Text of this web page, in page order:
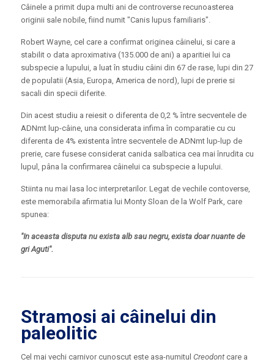
Câinele a primit dupa multi ani de controverse recunoasterea
originii sale nobile, fiind numit "Canis lupus familiaris".
Robert Wayne, cel care a confirmat originea câinelui, si care a
stabilit o data aproximativa (135.000 de ani) a aparitiei lui ca
subspecie a lupului, a luat în studiu câini din 67 de rase, lupi din 27
de populatii (Asia, Europa, America de nord), lupi de prerie si
sacali din specii diferite.
Din acest studiu a reiesit o diferenta de 0,2 % între secventele de
ADNmt lup-câine, una considerata infima în comparatie cu cu
diferenta de 4% existenta între secventele de ADNmt lup-lup de
prerie, care fusese considerat canida salbatica cea mai înrudita cu
lupul, pâna la confirmarea câinelui ca subspecie a lupului.
Stiinta nu mai lasa loc interpretarilor. Legat de vechile contoverse,
este memorabila afirmatia lui Monty Sloan de la Wolf Park, care
spunea:
"In aceasta disputa nu exista alb sau negru, exista doar nuante de
gri Aguti".
Stramosi ai câinelui din
paleolitic
Cel mai vechi carnivor cunoscut este asa-numitul Creodont care a